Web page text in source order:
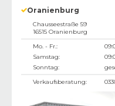
Oranienburg
Chausseestraße 59
16515 Oranienburg
Mo. - Fr.:
Samstag:
Sonntag:
Verkaufsberatung: